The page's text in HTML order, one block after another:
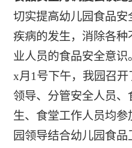
切实提高幼儿园食品
疾病的发生，消除各
业人员的食品安全意识。
x月1号下午，我园召
领导、分管安全人员
生、食堂工作人员均参
园领导结合幼儿园食